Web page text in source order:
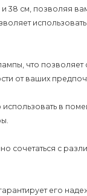
38 см, позволяя
что позволяет
от ваших
использовать в
сочетаться с
его